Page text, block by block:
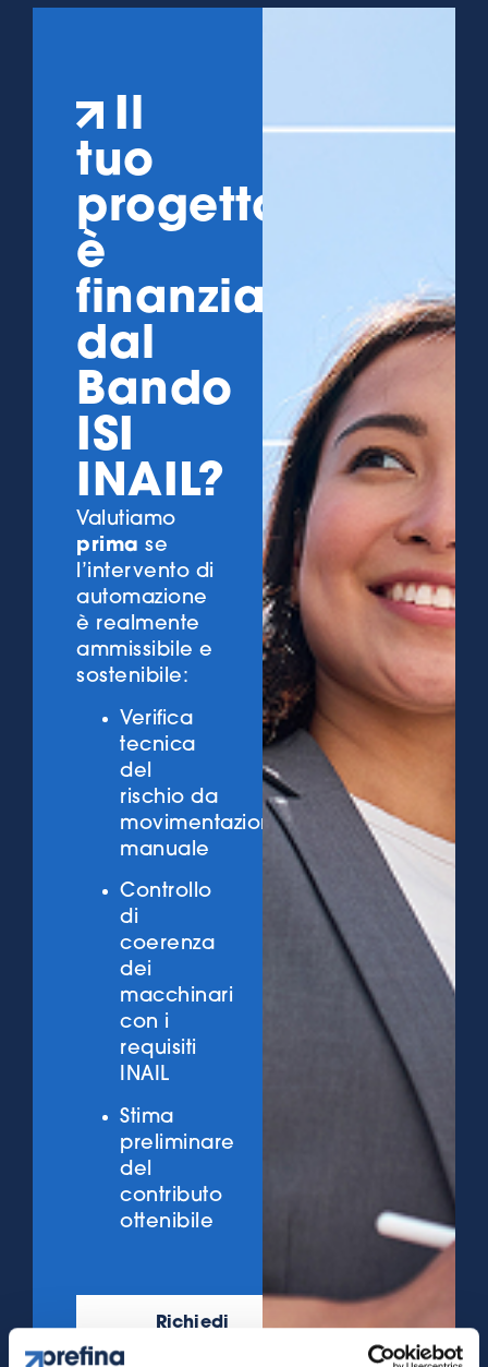
Il
tuo
progetto
è
finanziabile
dal
Bando
ISI
INAIL?
Valutiamo
prima se
l’intervento di
automazione
è realmente
ammissibile e
sostenibile:
Verifica
tecnica
del
rischio da
movimentazione
manuale
Controllo
di
coerenza
dei
macchinari
con i
requisiti
INAIL
Stima
preliminare
del
contributo
ottenibile
Richiedi